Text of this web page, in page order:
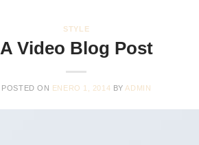
STYLE
A Video Blog Post
POSTED ON ENERO 1, 2014 BY ADMIN